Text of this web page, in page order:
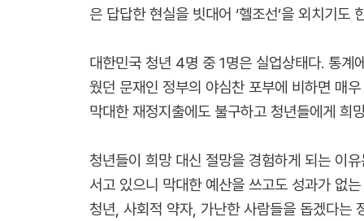
은 답답한 현실을 빗대어 ‘헬조선’을 외치기도
대한민국 청년 4명 중 1명은 실업상태다. 통
웠던 문재인 정부의 야심찬 포부에 비하면 매
막대한 재정지출에도 불구하고 청년들에게 희
청년들이 희망 대신 절망을 경험하게 되는 이
서고 있으니 막대한 예산을 쓰고도 성과가 없
청년, 사회적 약자, 가난한 사람들을 돕겠다는